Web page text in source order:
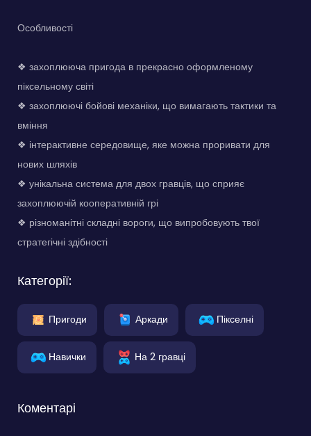
Особливості
❖ захоплююча пригода в прекрасно оформленому
піксельному світі
❖ захоплюючі бойові механіки, що вимагають тактики та
вміння
❖ інтерактивне середовище, яке можна проривати для
нових шляхів
❖ унікальна система для двох гравців, що сприяє
захоплюючій кооперативній грі
❖ різноманітні складні вороги, що випробовують твої
стратегічні здібності
Категорії:
Пригоди Аркади Пікселні
Навички На 2 гравці
Коментарі